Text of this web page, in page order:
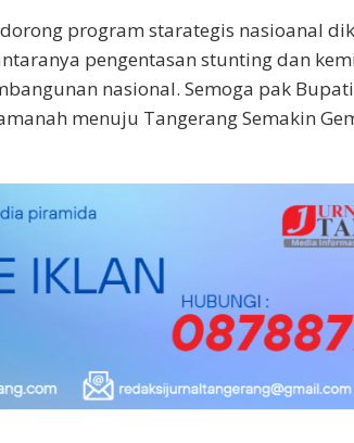
program starategis nasioanal
pengentasan stunting dan
nasional. Semoga pak
menuju Tangerang Semakin